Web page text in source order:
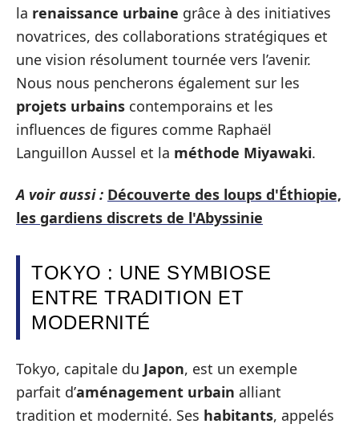
la renaissance urbaine grâce à des initiatives
novatrices, des collaborations stratégiques et
une vision résolument tournée vers l’avenir.
Nous nous pencherons également sur les
projets urbains contemporains et les
influences de figures comme Raphaël
Languillon Aussel et la méthode Miyawaki.
A voir aussi : Découverte des loups d'Éthiopie,
les gardiens discrets de l'Abyssinie
TOKYO : UNE SYMBIOSE
ENTRE TRADITION ET
MODERNITÉ
Tokyo, capitale du Japon, est un exemple
parfait d’aménagement urbain alliant
tradition et modernité. Ses habitants, appelés